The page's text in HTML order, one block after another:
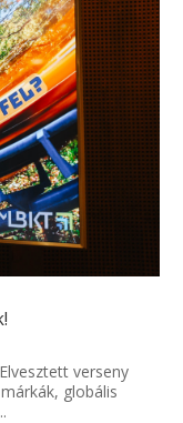
verseny
globális